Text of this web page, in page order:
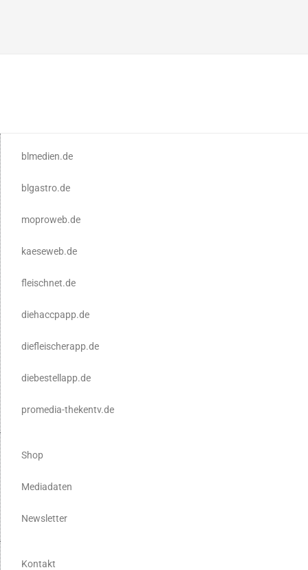
blmedien.de
blgastro.de
moproweb.de
kaeseweb.de
fleischnet.de
diehaccpapp.de
diefleischerapp.de
diebestellapp.de
promedia-thekentv.de
Shop
Mediadaten
Newsletter
Kontakt